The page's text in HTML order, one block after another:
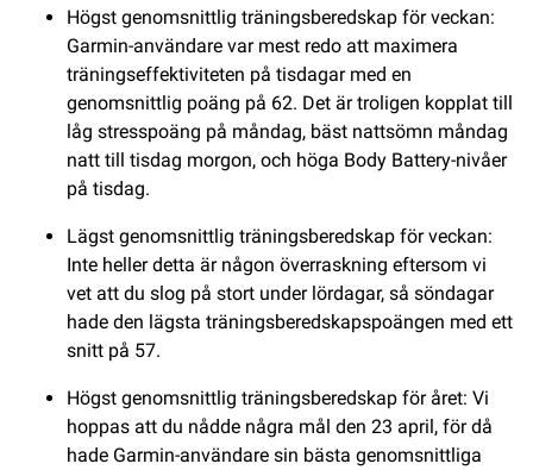
Högst genomsnittlig träningsberedskap för veckan:
Garmin-användare var mest redo att maximera
träningseffektiviteten på tisdagar med en
genomsnittlig poäng på 62. Det är troligen kopplat till
låg stresspoäng på måndag, bäst nattsömn måndag
natt till tisdag morgon, och höga Body Battery-nivåer
på tisdag.
Lägst genomsnittlig träningsberedskap för veckan:
Inte heller detta är någon överraskning eftersom vi
vet att du slog på stort under lördagar, så söndagar
hade den lägsta träningsberedskapspoängen med ett
snitt på 57.
Högst genomsnittlig träningsberedskap för året: Vi
hoppas att du nådde några mål den 23 april, för då
hade Garmin-användare sin bästa genomsnittliga